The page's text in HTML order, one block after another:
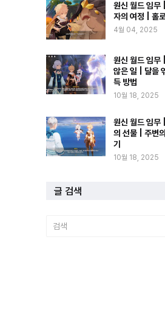
원신 월드 임무
자의 여정 | 홀
4월 04, 2025
원신 월드 임무
않은 일 | 달을
득 방법
10월 18, 2025
원신 월드 임무
의 선물 | 주변
기
10월 18, 2025
글 검색